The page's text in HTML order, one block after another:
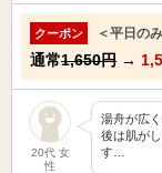
クーポン ＜平日の
通常1,650円 →
20代 女
性
湯舟が広
後は肌が
す…